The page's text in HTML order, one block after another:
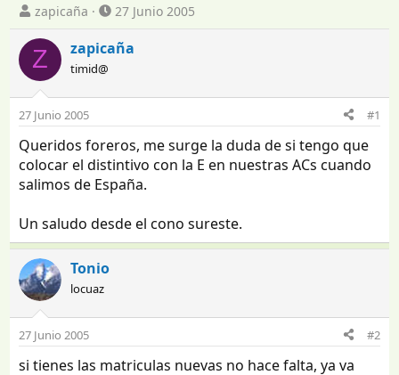
I
n
i
c
i
a
d
o
r
d
e
e
m
a
zapicaña
F
e
c
d
i
n
i
c
27 Junio 2005
Z zapicaña
timid@
27 Junio 2005 #1
Queridos foreros, me surge la duda de si tengo que
colocar el distintivo con la E en nuestras ACs cuando
salimos de España.
Un saludo desde el cono sureste.
Tonio
locuaz
27 Junio 2005 #2
si tienes las matriculas nuevas no hace falta, ya va